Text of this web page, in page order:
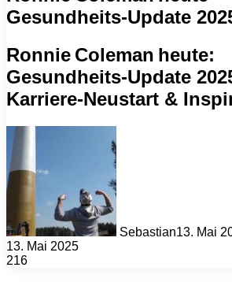
Gesundheits‑Update
Ronnie Coleman heute:
Gesundheits‑Update
Karriere‑Neustart &
Sebastian13. Mai
13. Mai 2025
216